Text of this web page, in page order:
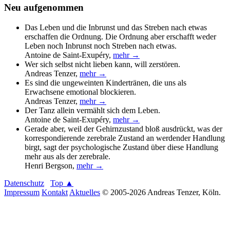
Neu aufgenommen
Das Leben und die Inbrunst und das Streben nach etwas
erschaffen die Ordnung. Die Ordnung aber erschafft weder
Leben noch Inbrunst noch Streben nach etwas.
Antoine de Saint-Exupéry, mehr →
Wer sich selbst nicht lieben kann, will zerstören.
Andreas Tenzer, mehr →
Es sind die ungeweinten Kindertränen, die uns als
Erwachsene emotional blockieren.
Andreas Tenzer, mehr →
Der Tanz allein vermählt sich dem Leben.
Antoine de Saint-Exupéry, mehr →
Gerade aber, weil der Gehirnzustand bloß ausdrückt, was der
korrespondierende zerebrale Zustand an werdender Handlung
birgt, sagt der psychologische Zustand über diese Handlung
mehr aus als der zerebrale.
Henri Bergson, mehr →
Datenschutz
Top ▲
Impressum Kontakt Aktuelles © 2005-2026 Andreas Tenzer, Köln.